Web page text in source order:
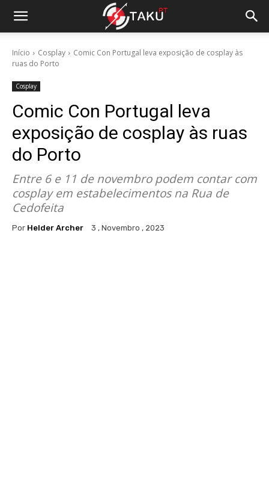
Início Cosplay
Comic Con Portugal leva exposição de cosplay às
ruas do Porto
Cosplay
Comic Con Portugal leva
exposição de cosplay às ruas
do Porto
Entre 6 e 11 de novembro podem contar com
cosplay em estabelecimentos na Rua de
Cedofeita
Por Helder Archer 3 , Novembro , 2023